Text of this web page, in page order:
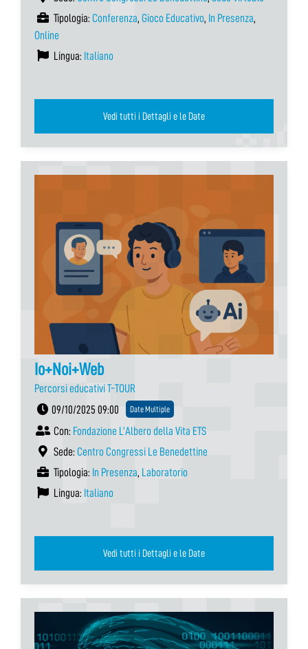
Tipologia: Conferenza, Gioco Educativo, In Presenza,
Online
Lingua: Italiano
Vedi tutti i Dettagli e le Date
Io+Noi+Web
Percorsi educativi T-TOUR
09/10/2025 09:00
Date Multiple
Con: Fondazione L’Albero della Vita ETS
Sede: Centro Congressi Le Benedettine
Tipologia: In Presenza, Laboratorio
Lingua: Italiano
Vedi tutti i Dettagli e le Date